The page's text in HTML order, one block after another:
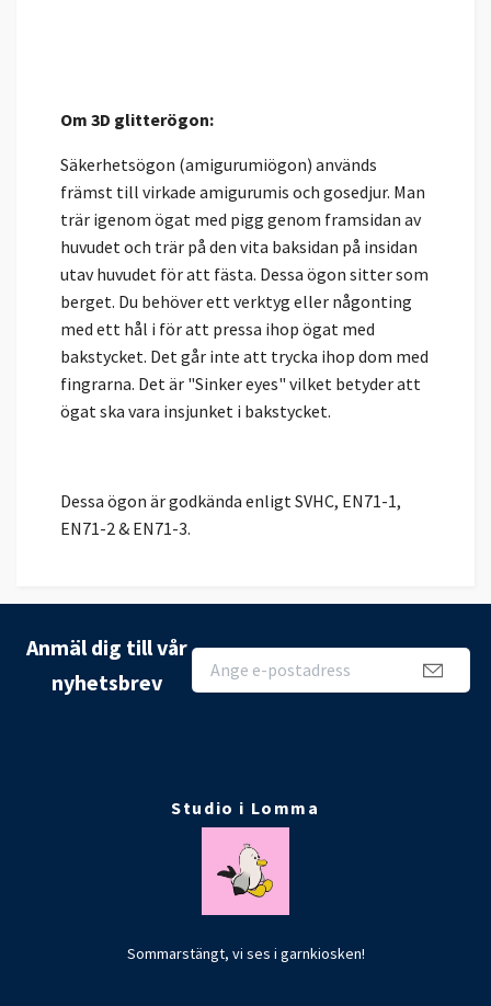
Om 3D glitterögon:
Säkerhetsögon (amigurumiögon) används
främst till virkade amigurumis och gosedjur. Man
trär igenom ögat med pigg genom framsidan av
huvudet och trär på den vita baksidan på insidan
utav huvudet för att fästa. Dessa ögon sitter som
berget. Du behöver ett verktyg eller någonting
med ett hål i för att pressa ihop ögat med
bakstycket. Det går inte att trycka ihop dom med
fingrarna. Det är "Sinker eyes" vilket betyder att
ögat ska vara insjunket i bakstycket.
Dessa ögon är godkända enligt SVHC, EN71-1,
EN71-2 & EN71-3.
Anmäl dig till vår
nyhetsbrev
Studio i Lomma
Sommarstängt, vi ses i garnkiosken!